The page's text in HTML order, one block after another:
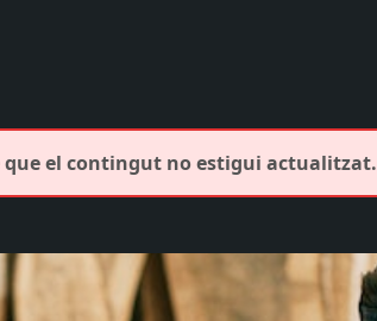
que el contingut no estigui actualitzat.